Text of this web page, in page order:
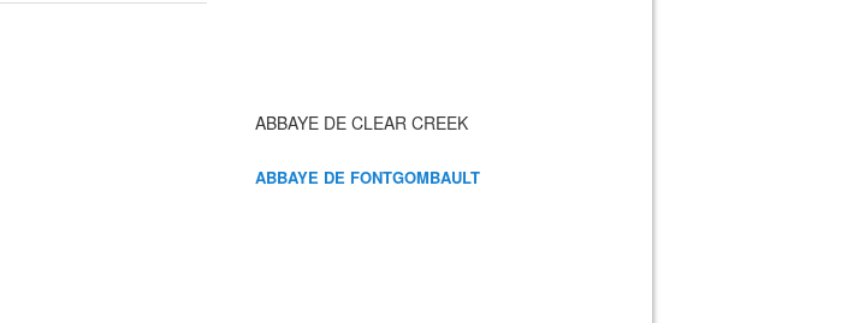
ABBAYE DE CLEAR CREEK
ABBAYE DE FONTGOMBAULT